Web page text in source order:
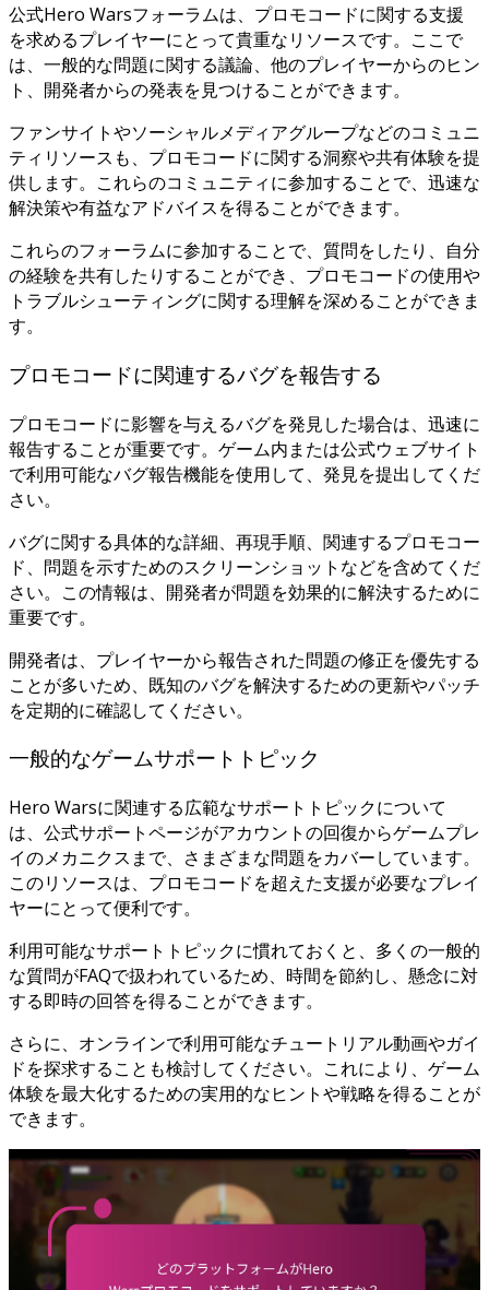
公式Hero Warsフォーラムは、プロモコードに関する支援
を求めるプレイヤーにとって貴重なリソースです。ここで
は、一般的な問題に関する議論、他のプレイヤーからのヒン
ト、開発者からの発表を見つけることができます。
ファンサイトやソーシャルメディアグループなどのコミュニ
ティリソースも、プロモコードに関する洞察や共有体験を提
供します。これらのコミュニティに参加することで、迅速な
解決策や有益なアドバイスを得ることができます。
これらのフォーラムに参加することで、質問をしたり、自分
の経験を共有したりすることができ、プロモコードの使用や
トラブルシューティングに関する理解を深めることができま
す。
プロモコードに関連するバグを報告する
プロモコードに影響を与えるバグを発見した場合は、迅速に
報告することが重要です。ゲーム内または公式ウェブサイト
で利用可能なバグ報告機能を使用して、発見を提出してくだ
さい。
バグに関する具体的な詳細、再現手順、関連するプロモコー
ド、問題を示すためのスクリーンショットなどを含めてくだ
さい。この情報は、開発者が問題を効果的に解決するために
重要です。
開発者は、プレイヤーから報告された問題の修正を優先する
ことが多いため、既知のバグを解決するための更新やパッチ
を定期的に確認してください。
一般的なゲームサポートトピック
Hero Warsに関連する広範なサポートトピックについて
は、公式サポートページがアカウントの回復からゲームプレ
イのメカニクスまで、さまざまな問題をカバーしています。
このリソースは、プロモコードを超えた支援が必要なプレイ
ヤーにとって便利です。
利用可能なサポートトピックに慣れておくと、多くの一般的
な質問がFAQで扱われているため、時間を節約し、懸念に対
する即時の回答を得ることができます。
さらに、オンラインで利用可能なチュートリアル動画やガイ
ドを探求することも検討してください。これにより、ゲーム
体験を最大化するための実用的なヒントや戦略を得ることが
できます。